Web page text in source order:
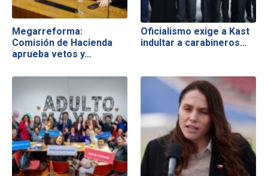
Megarreforma:
Comisión de Hacienda
aprueba vetos y…
Oficialismo exige a Kast
indultar a carabineros…